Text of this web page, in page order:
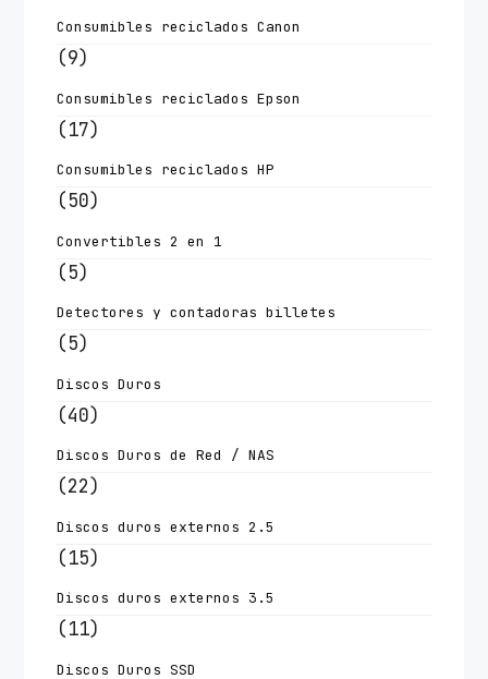
Consumibles reciclados Canon
(9)
Consumibles reciclados Epson
(17)
Consumibles reciclados HP
(50)
Convertibles 2 en 1
(5)
Detectores y contadoras billetes
(5)
Discos Duros
(40)
Discos Duros de Red / NAS
(22)
Discos duros externos 2.5
(15)
Discos duros externos 3.5
(11)
Discos Duros SSD